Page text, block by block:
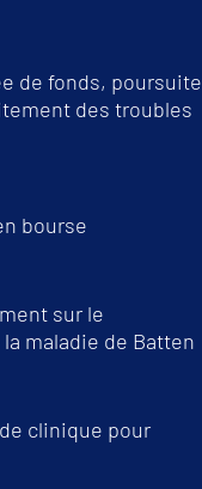
de fonds, poursuite
des troubles
bourse
sur le
maladie de Batten
clinique pour